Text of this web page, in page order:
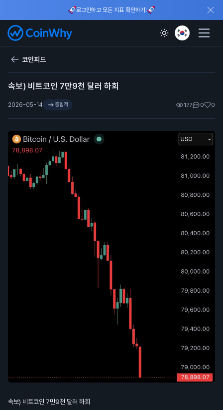
로그인하고 모든 지표 확인하기!
코인피드
속보) 비트코인 7만9천 달러 하회
2026-05-14 중립적 177 0 0
속보) 비트코인 7만9천 달러 하회